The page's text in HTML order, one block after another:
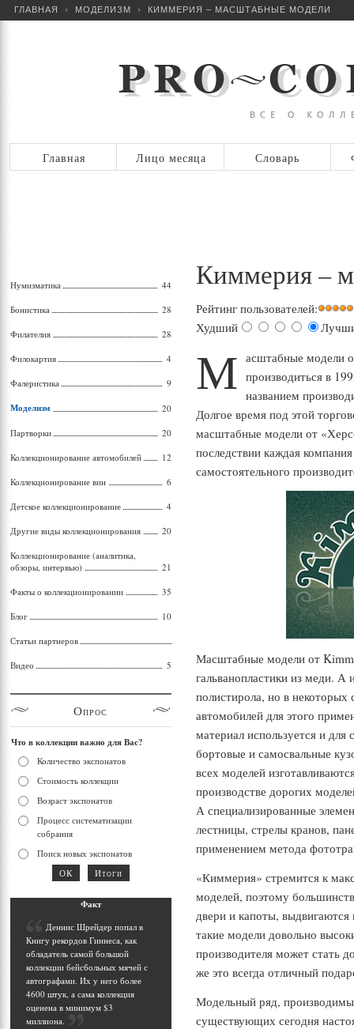
ГЛАВНАЯ МОДЕЛИЗМ КИММЕРИЯ – МАСШТАБНЫЕ МОДЕЛИ
Главная Лицо месяца Словарь
Киммерия –
Рейтинг пользователей:
Худший
М асштабные модели
производиться в
названием
Долгое время под этой
масштабные модели от
последствии каждая
самостоятельного
Масштабные модели от
гальванопластики из меди. А
полистирола, но в некоторых
автомобилей для этого
материал используется и
бортовые и самосвальные
всех моделей
производстве дорогих
А специализированные
лестницы, стрелы кранов,
применением метода
«Киммерия» стремится к
моделей, поэтому
двери и капоты,
такие модели довольно
производителя может стать
же это всегда отличный
Модельный ряд,
существующих сегодня
Нумизматика 44
Бонистика 28
Филателия 28
Филокартия 4
Фалеристика 9
Моделизм 20
Партворки 20
Коллекционирование автомобилей 12
Коллекционирование вин 6
Детское коллекционирование 4
Другие виды коллекционирования 20
Коллекционирование (аналитика,
обзоры, интервью)
21
Факты о коллекционировании 35
Блог 10
Статьи партнеров
Видео 5
Опрос
Что в коллекции важно для Вас?
Количество экспонатов
Стоимость коллекции
Возраст экспонатов
Процесс систематизации
собрания
Поиск новых экспонатов
Факт
Деннис Шрейдер попал в
Книгу рекордов Гиннеса, как
обладатель самой большой
коллекции бейсбольных мячей с
автографами. Их у него более
4600 штук, а сама коллекция
оценена в минимум $3
миллиона.